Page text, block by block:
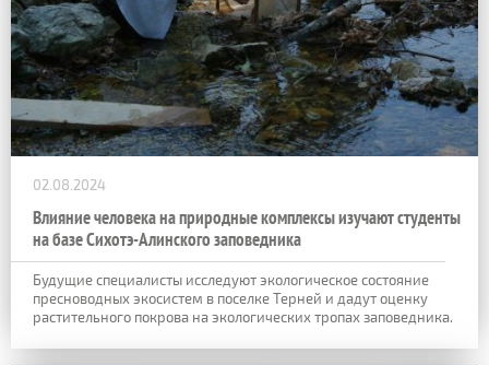
02.08.2024
Влияние человека на природные комплексы изучают студенты
на базе Сихотэ-Алинского заповедника
Будущие специалисты исследуют экологическое состояние
пресноводных экосистем в поселке Терней и дадут оценку
растительного покрова на экологических тропах заповедника.